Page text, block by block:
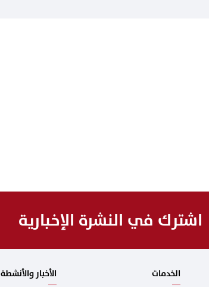
اشترك في النشرة الإخبارية
الخدمات الأخبار والأنشطة